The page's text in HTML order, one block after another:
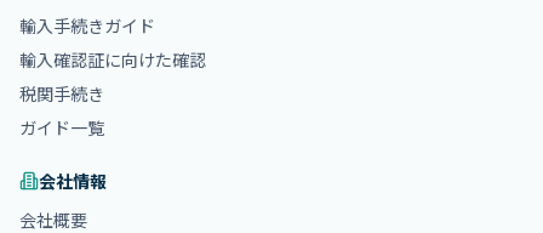
輸入手続きガイド
輸入確認証に向けた確認
税関手続き
ガイド一覧
会社情報
会社概要